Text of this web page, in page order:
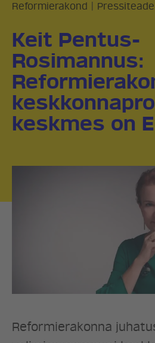
Reformierakond
Pressiteade
Keit Pentus-
Rosimannus:
keskmes on
Reformierakonna